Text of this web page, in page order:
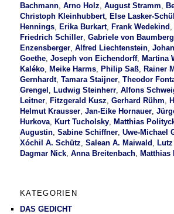
Bachmann ,Arno Holz ,August Stramm ,
Christoph Kleinhubbert,Else Lasker-
Hennings ,Erika Burkart,Frank Wedekind
Friedrich Schiller ,Gabriele von Baumberg
Enzensberger ,Alfred Liechtenstein ,
Goethe ,Joseph von Eichendorff,Martina
Kaléko ,Meike Harms ,Philip Saß ,Rainer
Gernhardt,Tamara Staijner ,Theodor
Grengel ,Ludwig Steinherr ,Alfons
Leitner ,Fitzgerald Kusz ,Gerhard Rühm ,
Helmut Krausser ,Jan-Eike Hornauer ,
Hurkova ,Kurt Tucholsky ,Matthias
Augustin ,Sabine Schiffner ,Uwe-Michael
Xóchil A. Schütz ,Salean A. Maiwald ,Lutz
Dagmar Nick ,Anna Breitenbach ,Matthias
KATEGORIEN
DAS GEDICHT